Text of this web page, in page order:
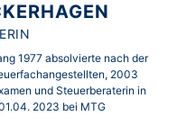
1977 absolvierte nach der
2003
und Steuerberaterin in
2023 bei MTG